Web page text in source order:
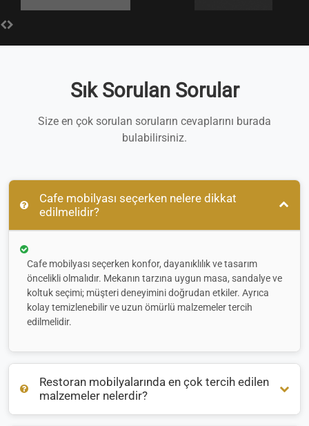
Sık Sorulan Sorular
Size en çok sorulan soruların cevaplarını burada
bulabilirsiniz.
Cafe mobilyası seçerken nelere dikkat
edilmelidir?
Cafe mobilyası seçerken konfor, dayanıklılık ve tasarım
öncelikli olmalıdır. Mekanın tarzına uygun masa, sandalye ve
koltuk seçimi; müşteri deneyimini doğrudan etkiler. Ayrıca
kolay temizlenebilir ve uzun ömürlü malzemeler tercih
edilmelidir.
Restoran mobilyalarında en çok tercih edilen
malzemeler nelerdir?